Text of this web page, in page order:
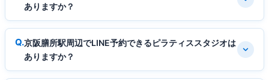
ありますか？
京阪膳所駅周辺でLINE予約できるピラティススタジオは
ありますか？